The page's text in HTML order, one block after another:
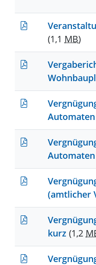
(1,1 MB)
(amtlicher
kurz (1,2